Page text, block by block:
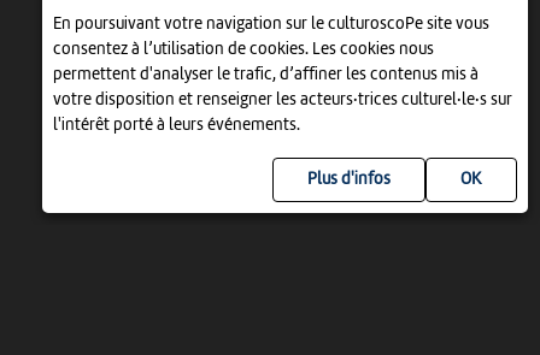
En poursuivant votre navigation sur le culturoscoPe site vous
consentez à l’utilisation de cookies. Les cookies nous
permettent d'analyser le trafic, d’affiner les contenus mis à
votre disposition et renseigner les acteurs·trices culturel·le·s sur
l'intérêt porté à leurs événements.
Plus d'infos